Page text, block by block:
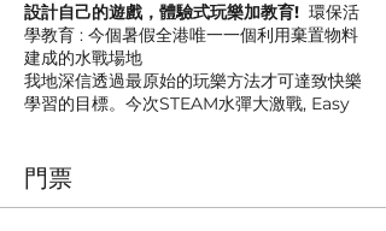
設計自己的遊戲，體驗式玩樂加教育! 環保活
學教育 : 今個暑假全港唯一一個利用棄置物料
建成的水戰場地
我地深信透過最原始的玩樂方法才可達致快樂
學習的目標。今次STEAM水彈大激戰, Easy
識珍惜的慨念
門票